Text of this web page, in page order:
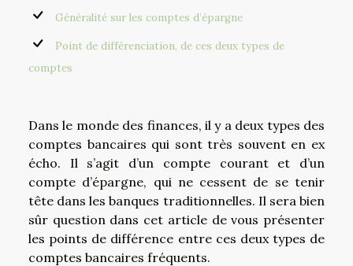
Généralité sur les comptes d’épargne
Point de différenciation, de ces deux types de
comptes
Dans le monde des finances, il y a deux types des
comptes bancaires qui sont très souvent en ex
écho. Il s’agit d’un compte courant et d’un
compte d’épargne, qui ne cessent de se tenir
tête dans les banques traditionnelles. Il sera bien
sûr question dans cet article de vous présenter
les points de différence entre ces deux types de
comptes bancaires fréquents.